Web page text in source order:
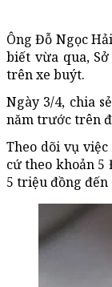
Ông Đỗ Ngọc
biết vừa qua,
trên xe buýt.
Ngày 3/4, chia
năm trước trên
Theo dõi vụ
cứ theo khoản 5
5 triệu đồng